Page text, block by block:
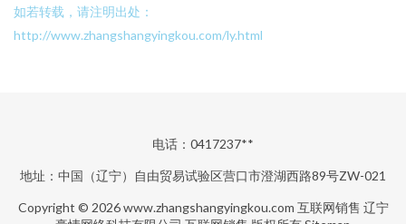
如若转载，请注明出处：
http://www.zhangshangyingkou.com/ly.html
电话：0417237**
地址：中国（辽宁）自由贸易试验区营口市澄湖西路89号ZW-021
Copyright © 2026www.zhangshangyingkou.com 互联网销售 辽宁